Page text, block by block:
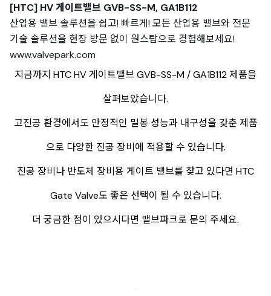
[HTC] HV 게이트밸브 GVB-SS-M, GA1B112
산업용 밸브 솔루션을 쉽고! 빠르게! 모든 산업용 밸브와 전문
기술 솔루션을 현장 방문 없이 원스탑으로 경험해보세요!
www.valvepark.com
지금까지 HTC HV 게이트밸브 GVB-SS-M / GA1B112 제품을
살펴보았습니다.
고진공 환경에서도 안정적인 밀봉 성능과 내구성을 갖춘 제품
으로 다양한 진공 장비에 적용할 수 있습니다.
진공 장비나 반도체 장비용 게이트 밸브를 찾고 있다면 HTC
Gate Valve도 좋은 선택이 될 수 있습니다.
더 궁금한 점이 있으시다면 밸브파크로 문의 주세요.
.